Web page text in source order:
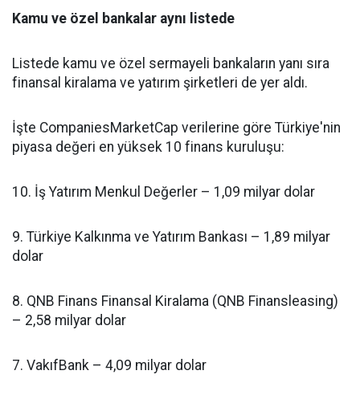
Kamu ve özel bankalar aynı listede
Listede kamu ve özel sermayeli bankaların yanı sıra
finansal kiralama ve yatırım şirketleri de yer aldı.
İşte CompaniesMarketCap verilerine göre Türkiye'nin
piyasa değeri en yüksek 10 finans kuruluşu:
10. İş Yatırım Menkul Değerler – 1,09 milyar dolar
9. Türkiye Kalkınma ve Yatırım Bankası – 1,89 milyar
dolar
8. QNB Finans Finansal Kiralama (QNB Finansleasing)
– 2,58 milyar dolar
7. VakıfBank – 4,09 milyar dolar